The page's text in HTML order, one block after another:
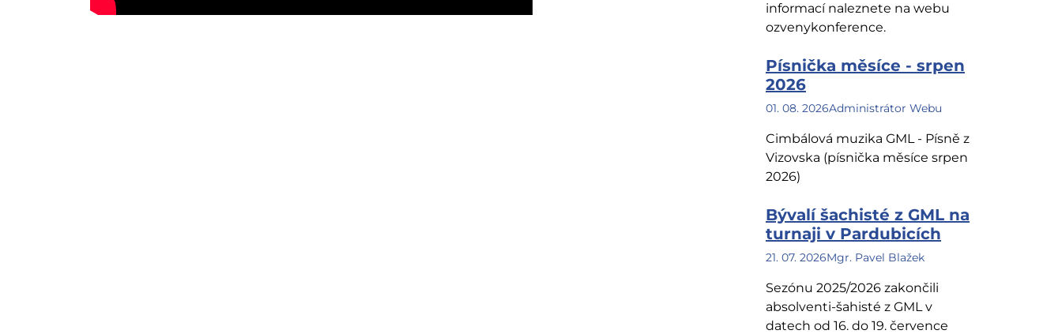
informací naleznete na webu
ozvenykonference.
Písnička měsíce - srpen
2026
01. 08. 2026Administrátor Webu
Cimbálová muzika GML - Písně z
Vizovska (písnička měsíce srpen
2026)
Bývalí šachisté z GML na
turnaji v Pardubicích
21. 07. 2026Mgr. Pavel Blažek
Sezónu 2025/2026 zakončili
absolventi-šahisté z GML v
datech od 16. do 19. července